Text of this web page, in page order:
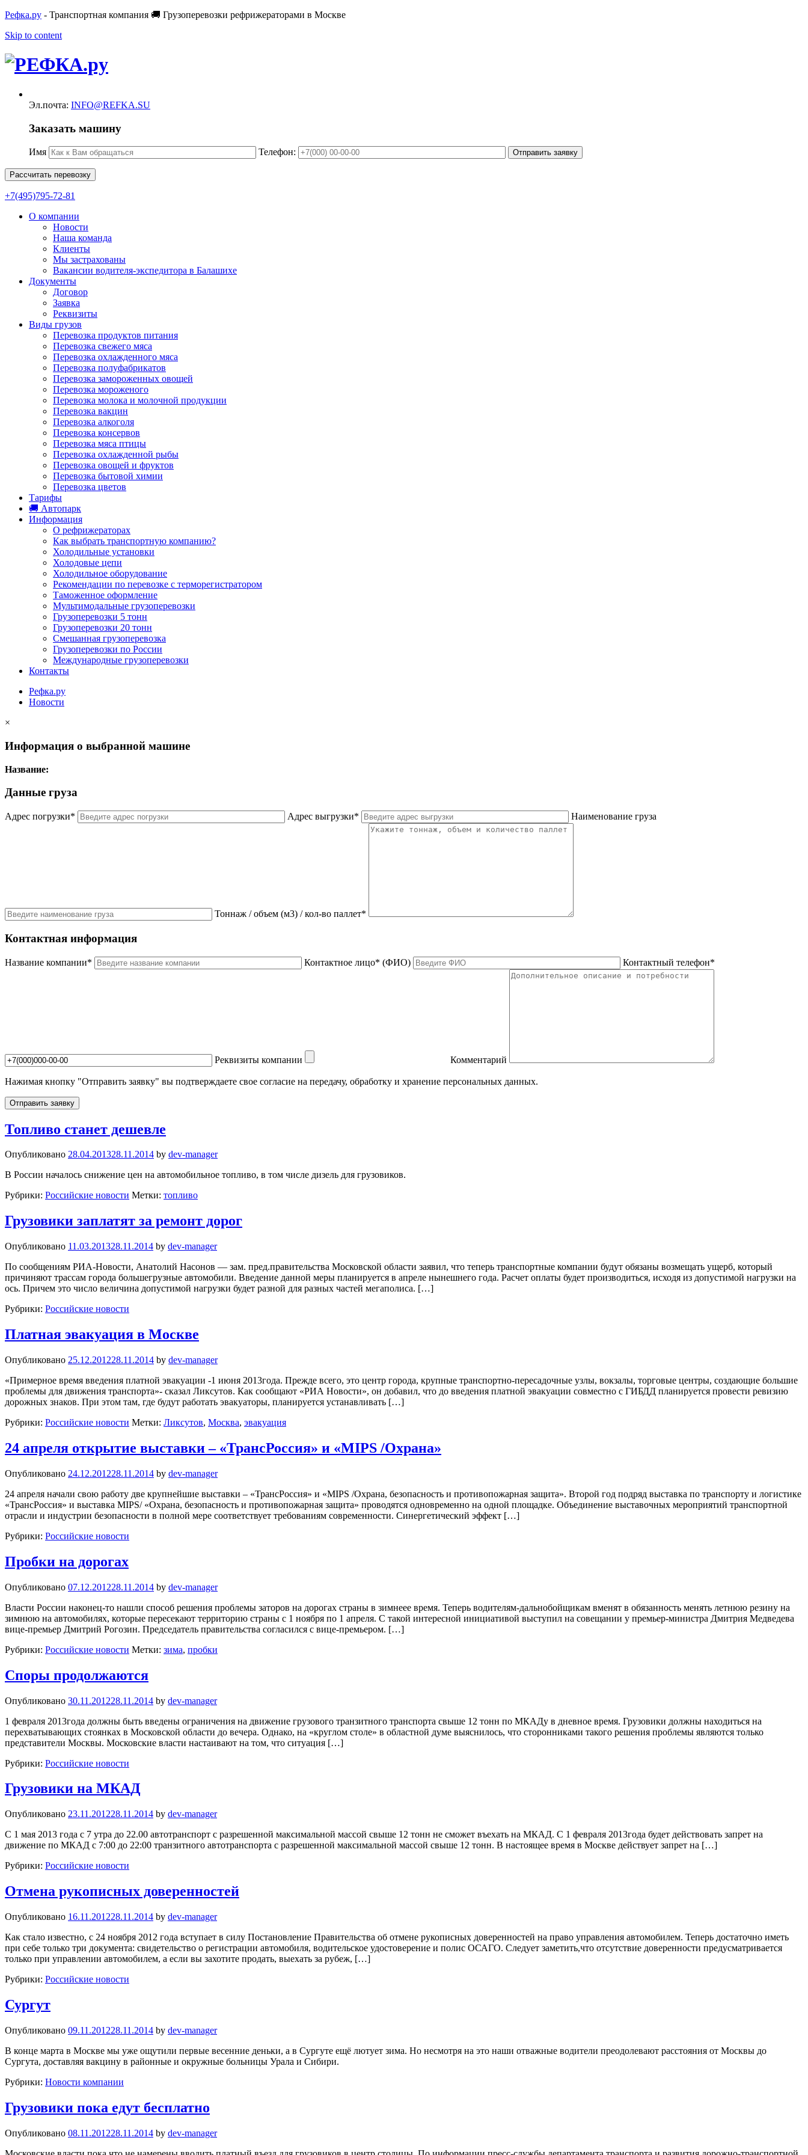
Рефка.ру - Транспортная компания 🚚 Грузоперевозки рефрижераторами в Москве
Skip to content
Эл.почта: INFO@REFKA.SU
Заказать машину
Имя Телефон:
Рассчитать перевозку
+7(495)795-72-81
О компании
Новости
Наша команда
Клиенты
Мы застрахованы
Вакансии водителя-экспедитора в Балашихе
Документы
Договор
Заявка
Реквизиты
Виды грузов
Перевозка продуктов питания
Перевозка свежего мяса
Перевозка охлажденного мяса
Перевозка полуфабрикатов
Перевозка замороженных овощей
Перевозка мороженого
Перевозка молока и молочной продукции
Перевозка вакцин
Перевозка алкоголя
Перевозка консервов
Перевозка мяса птицы
Перевозка охлажденной рыбы
Перевозка овощей и фруктов
Перевозка бытовой химии
Перевозка цветов
Тарифы
🚚 Автопарк
Информация
О рефрижераторах
Как выбрать транспортную компанию?
Холодильные установки
Холодовые цепи
Холодильное оборудование
Рекомендации по перевозке с терморегистратором
Таможенное оформление
Мультимодальные грузоперевозки
Грузоперевозки 5 тонн
Грузоперевозки 20 тонн
Смешанная грузоперевозка
Грузоперевозки по России
Международные грузоперевозки
Контакты
Рефка.ру
Новости
×
Информация о выбранной машине
Название:
Данные груза
Адрес погрузки* Адрес выгрузки* Наименование груза
Тоннаж / объем (м3) / кол-во паллет*
Контактная информация
Название компании* Контактное лицо* (ФИО) Контактный телефон*
Реквизиты компании Комментарий
Нажимая кнопку "Отправить заявку" вы подтверждаете свое согласие на передачу, обработку и хранение персональных данных.
Топливо станет дешевле
Опубликовано 28.04.201328.11.2014 by dev-manager
В России началось снижение цен на автомобильное топливо, в том числе дизель для грузовиков.
Рубрики: Российские новости Метки: топливо
Грузовики заплатят за ремонт дорог
Опубликовано 11.03.201328.11.2014 by dev-manager
По сообщениям РИА-Новости, Анатолий Насонов — зам. пред.правительства Московской области заявил, что теперь транспортные компании будут обязаны возмещать ущерб, который
причиняют трассам города большегрузные автомобили. Введение данной меры планируется в апреле нынешнего года. Расчет оплаты будет производиться, исходя из допустимой нагрузки на
ось. Причем это число величина допустимой нагрузки будет разной для разных частей мегаполиса. […]
Рубрики: Российские новости
Платная эвакуация в Москве
Опубликовано 25.12.201228.11.2014 by dev-manager
«Примерное время введения платной эвакуации -1 июня 2013года. Прежде всего, это центр города, крупные транспортно-пересадочные узлы, вокзалы, торговые центры, создающие большие
проблемы для движения транспорта»- сказал Ликсутов. Как сообщают «РИА Новости», он добавил, что до введения платной эвакуации совместно с ГИБДД планируется провести ревизию
дорожных знаков. При этом там, где будут работать эвакуаторы, планируется устанавливать […]
Рубрики: Российские новости Метки: Ликсутов, Москва, эвакуация
24 апреля открытие выставки – «ТрансРоссия» и «MIPS /Охрана»
Опубликовано 24.12.201228.11.2014 by dev-manager
24 апреля начали свою работу две крупнейшие выставки – «ТрансРоссия» и «MIPS /Охрана, безопасность и противопожарная защита». Второй год подряд выставка по транспорту и логистике
«ТрансРоссия» и выставка MIPS/ «Охрана, безопасность и противопожарная защита» проводятся одновременно на одной площадке. Объединение выставочных мероприятий транспортной
отрасли и индустрии безопасности в полной мере соответствует требованиям современности. Синергетический эффект […]
Рубрики: Российские новости
Пробки на дорогах
Опубликовано 07.12.201228.11.2014 by dev-manager
Власти России наконец-то нашли способ решения проблемы заторов на дорогах страны в зимнеее время. Теперь водителям-дальнобойщикам вменят в обязанность менять летнюю резину на
зимнюю на автомобилях, которые пересекают территорию страны с 1 ноября по 1 апреля. С такой интересной инициативой выступил на совещании у премьер-министра Дмитрия Медведева
вице-премьер Дмитрий Рогозин. Председатель правительства согласился с вице-премьером. […]
Рубрики: Российские новости Метки: зима, пробки
Споры продолжаются
Опубликовано 30.11.201228.11.2014 by dev-manager
1 февраля 2013года должны быть введены ограничения на движение грузового транзитного транспорта свыше 12 тонн по МКАДу в дневное время. Грузовики должны находиться на
перехватывающих стоянках в Московской области до вечера. Однако, на «круглом столе» в областной думе выяснилось, что сторонниками такого решения проблемы являются только
представители Москвы. Московские власти настаивают на том, что ситуация […]
Рубрики: Российские новости
Грузовики на МКАД
Опубликовано 23.11.201228.11.2014 by dev-manager
С 1 мая 2013 года с 7 утра до 22.00 автотранспорт с разрешенной максимальной массой свыше 12 тонн не сможет въехать на МКАД. С 1 февраля 2013года будет действовать запрет на
движение по МКАД с 7:00 до 22:00 транзитного автотранспорта с разрешенной максимальной массой свыше 12 тонн. В настоящее время в Москве действует запрет на […]
Рубрики: Российские новости
Отмена рукописных доверенностей
Опубликовано 16.11.201228.11.2014 by dev-manager
Как стало известно, с 24 ноября 2012 года вступает в силу Постановление Правительства об отмене рукописных доверенностей на право управления автомобилем. Теперь достаточно иметь
при себе только три документа: свидетельство о регистрации автомобиля, водительское удостоверение и полис ОСАГО. Следует заметить,что отсутствие доверенности предусматривается
только при управлении автомобилем, а если вы захотите продать, выехать за рубеж, […]
Рубрики: Российские новости
Сургут
Опубликовано 09.11.201228.11.2014 by dev-manager
В конце марта в Москве мы уже ощутили первые весенние деньки, а в Сургуте ещё лютует зима. Но несмотря на это наши отважные водители преодолевают расстояния от Москвы до
Сургута, доставляя вакцину в районные и окружные больницы Урала и Сибири.
Рубрики: Новости компании
Грузовики пока едут бесплатно
Опубликовано 08.11.201228.11.2014 by dev-manager